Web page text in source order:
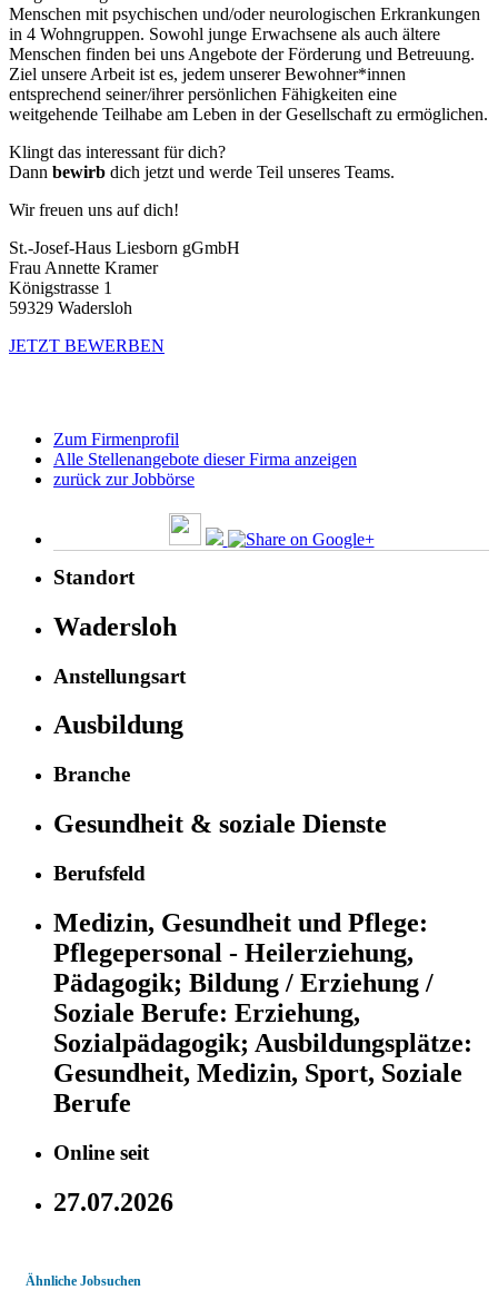
Menschen mit psychischen und/oder neurologischen Erkrankungen
in 4 Wohngruppen. Sowohl junge Erwachsene als auch ältere
Menschen finden bei uns Angebote der Förderung und Betreuung.
Ziel unsere Arbeit ist es, jedem unserer Bewohner*innen
entsprechend seiner/ihrer persönlichen Fähigkeiten eine
weitgehende Teilhabe am Leben in der Gesellschaft zu ermöglichen.
Klingt das interessant für dich?
Dann bewirb dich jetzt und werde Teil unseres Teams.
Wir freuen uns auf dich!
St.-Josef-Haus Liesborn gGmbH
Frau Annette Kramer
Königstrasse 1
59329 Wadersloh
JETZT BEWERBEN
Zum Firmenprofil
Alle Stellenangebote dieser Firma anzeigen
zurück zur Jobbörse
Standort
Wadersloh
Anstellungsart
Ausbildung
Branche
Gesundheit & soziale Dienste
Berufsfeld
Medizin, Gesundheit und Pflege:
Pflegepersonal - Heilerziehung,
Pädagogik; Bildung / Erziehung /
Soziale Berufe: Erziehung,
Sozialpädagogik; Ausbildungsplätze:
Gesundheit, Medizin, Sport, Soziale
Berufe
Online seit
27.07.2026
Ähnliche Jobsuchen